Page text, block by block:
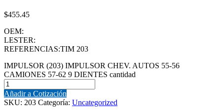
$455.45
OEM:
LESTER:
REFERENCIAS:TIM 203
IMPULSOR (203) IMPULSOR CHEV. AUTOS 55-56
CAMIONES 57-62 9 DIENTES cantidad
Añadir a Cotización
SKU: 203 Categoría: Uncategorized